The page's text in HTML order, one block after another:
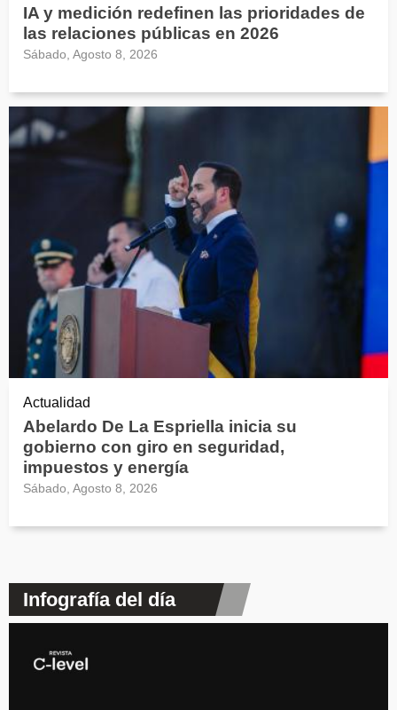
IA y medición redefinen las prioridades de
las relaciones públicas en 2026
Sábado, Agosto 8, 2026
Actualidad
Abelardo De La Espriella inicia su
gobierno con giro en seguridad,
impuestos y energía
Sábado, Agosto 8, 2026
Infografía del día